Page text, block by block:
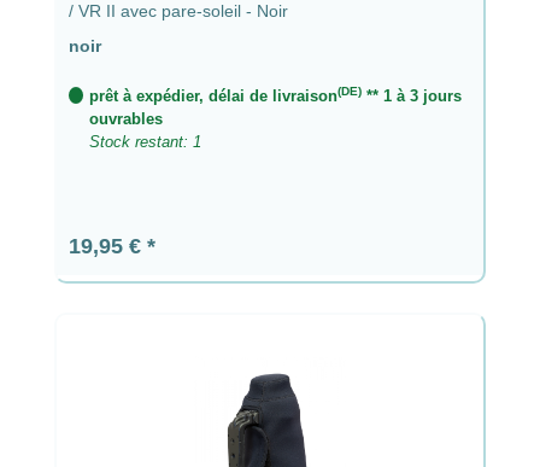
/ VR II avec pare-soleil - Noir
noir
prêt à expédier, délai de livraison(DE)** 1 à 3 jours
ouvrables
Stock restant: 1
Prix régulier :
19,95 €